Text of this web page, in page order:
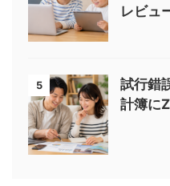
レビュ
5
試行錯
計簿に